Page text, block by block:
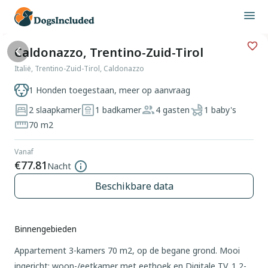
Caldonazzo, Trentino-Zuid-Tirol
Italië, Trentino-Zuid-Tirol, Caldonazzo
1 Honden toegestaan, meer op aanvraag
2 slaapkamer
1 badkamer 4 gasten
1 baby's
70 m2
Vanaf
€77.81 Nacht
Beschikbare data
Binnengebieden
Appartement 3-kamers 70 m2, op de begane grond. Mooi